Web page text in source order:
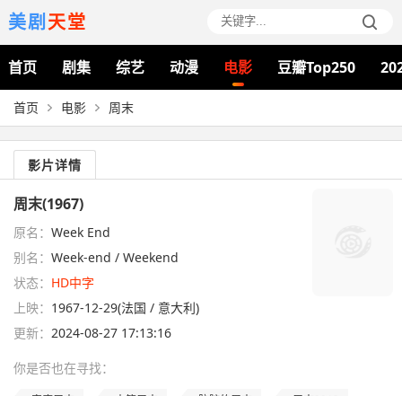
美剧天堂
首页 剧集 综艺 动漫 电影 豆瓣Top250
首页 电影 周末
影片详情
周末(1967)
原名： Week End
别名： Week-end / Weekend
状态： HD中字
上映： 1967-12-29(法国 / 意大利)
更新： 2024-08-27 17:13:16
你是否也在寻找：